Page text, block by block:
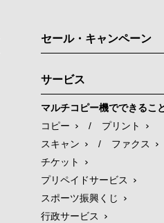
セール・キャンペーン
サービス
マルチコピー機でできるこ
コピー
/
プリント
スキャン
/
ファクス
チケット
プリペイドサービス
スポーツ振興くじ
行政サービス